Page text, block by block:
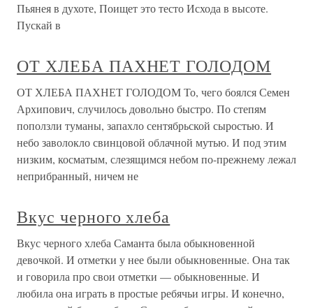
Пьянея в духоте, Поищет это тесто Исхода в высоте.
Пускай в
ОТ ХЛЕБА ПАХНЕТ ГОЛОДОМ
ОТ ХЛЕБА ПАХНЕТ ГОЛОДОМ То, чего боялся Семен
Архипович, случилось довольно быстро. По степям
поползли туманы, запахло сентябрьской сыростью. И
небо заволокло свинцовой облачной мутью. И под этим
низким, косматым, слезящимся небом по-прежнему лежал
неприбранный, ничем не
Вкус черного хлеба
Вкус черного хлеба Саманта была обыкновенной
девочкой. И отметки у нее были обыкновенные. Она так
и говорила про свои отметки — обыкновенные. И
любила она играть в простые ребячьи игры. И конечно,